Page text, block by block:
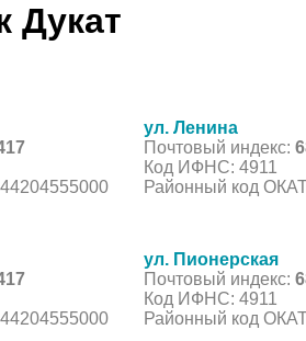
Дукат
ул. Ленина
Почтовый индекс:
Код ИФНС: 4911
Районный код
ул. Пионерская
Почтовый индекс:
Код ИФНС: 4911
Районный код